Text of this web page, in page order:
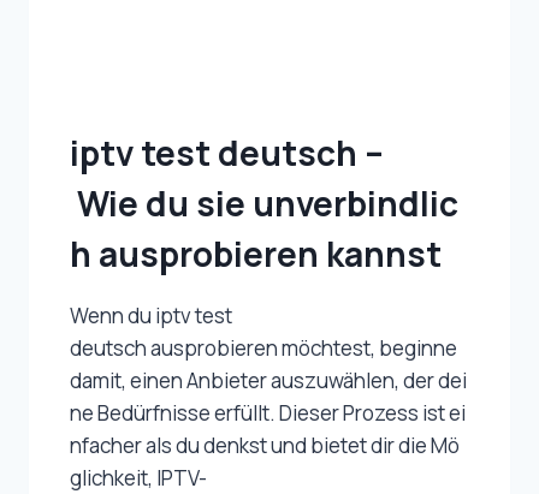
iptv test deutsch –
Wie du sie unverbindlic
h ausprobieren kannst
Wenn du iptv test
deutsch ausprobieren möchtest, beginne
damit, einen Anbieter auszuwählen, der dei
ne Bedürfnisse erfüllt. Dieser Prozess ist ei
nfacher als du denkst und bietet dir die Mö
glichkeit, IPTV-